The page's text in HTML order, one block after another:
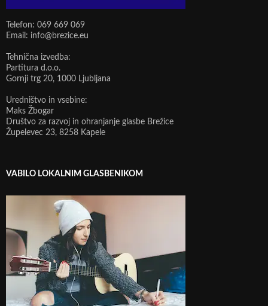
Telefon: 069 669 069
Email: info@brezice.eu
Tehnična izvedba:
Partitura d.o.o.
Gornji trg 20, 1000 Ljubljana
Uredništvo in vsebine:
Maks Žbogar
Društvo za razvoj in ohranjanje glasbe Brežice
Župelevec 23, 8258 Kapele
VABILO LOKALNIM GLASBENIKOM